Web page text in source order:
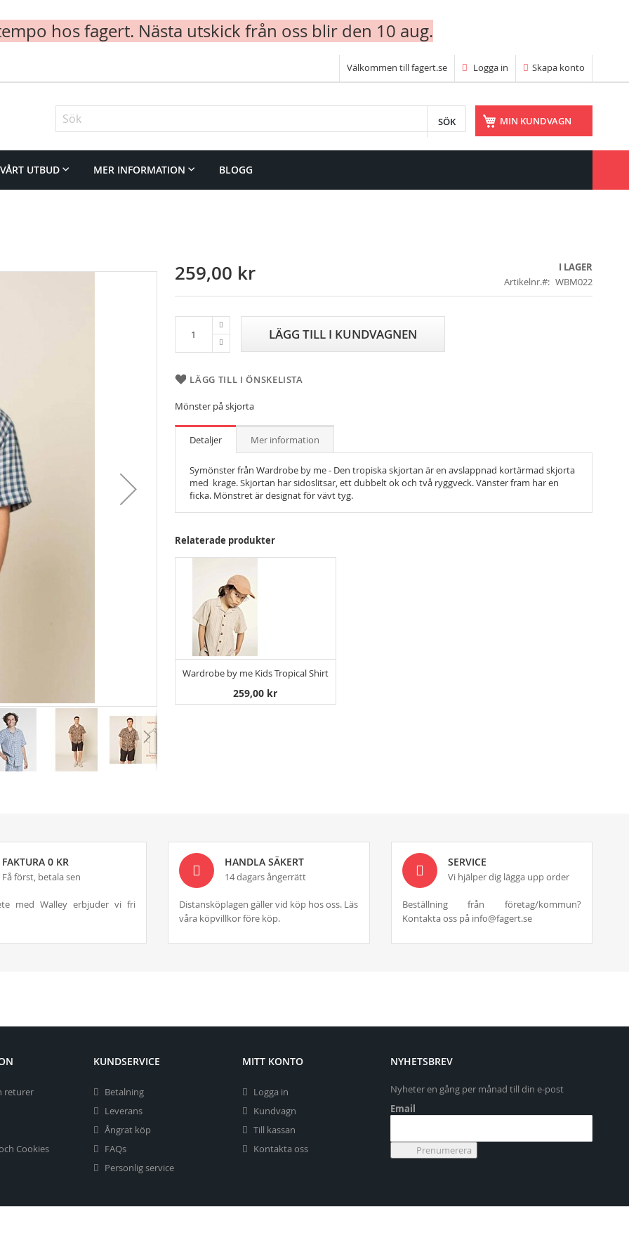
hos fagert. Nästa utskick från oss blir den 10 aug.
Välkommen till fagert.se Logga in Skapa konto
MIN KUNDVAGN
Sök
VÅRT UTBUD MER INFORMATION BLOGG
259,00 kr
I LAGER
Artikelnr.
WBM022
LÄGG TILL I KUNDVAGNEN
LÄGG TILL I ÖNSKELISTA
Mönster på skjorta
Detaljer
Symönster från Wardrobe by me - Den tropiska skjortan är en avslappnad kortärmad skjorta
med krage. Skjortan har sidoslitsar, ett dubbelt ok och två ryggveck. Vänster fram har en
ficka. Mönstret är designat för vävt tyg.
Mer information
Relaterade produkter
Wardrobe by me Kids Tropical Shirt
259,00 kr
FAKTURA 0 KR
Få först, betala sen
med Walley erbjuder vi fri
HANDLA SÄKERT
14 dagars ångerrätt
Distansköplagen gäller vid köp hos oss. Läs
våra köpvillkor före köp.
SERVICE
Vi hjälper dig lägga upp order
Beställning från företag/kommun?
Kontakta oss på info@fagert.se
returer
Cookies
KUNDSERVICE
Betalning
Leverans
Ångrat köp
FAQs
Personlig service
MITT KONTO
Logga in
Kundvagn
Till kassan
Kontakta oss
NYHETSBREV
Nyheter en gång per månad till din e-post
Email